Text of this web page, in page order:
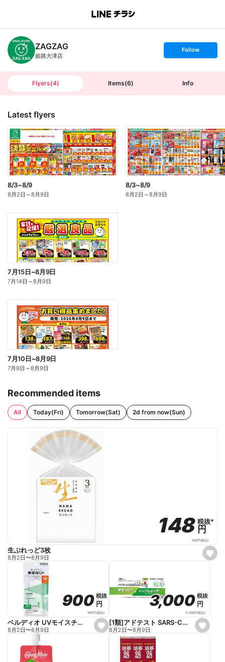
B
n
c
h
T
ZAGZAG
姫路大津店
s
t
o
l
Follow
Flyers(4) Items(6) Info
Latest flyers
8/3~8/9
8月2日 ～8月9日
8/3~8/9
8月2日 ～8月9日
7月15日~8月9日
7月14日 ～8月9日
7月10日~8月9日
7月9日 ～8月9日
Recommended items
All Today(Fri) Tomorrow(Sat) 2d from now(Sun)
s
e
148
148税抜*
税抜*
円
円
160円(税込)
生ぶれっど3枚
8月2日〜8月9日
s
e
900
900税抜
税抜
円
円
990円(税込)
ベルディオ UVモイスチャージェルN 80g
8月2日〜8月9日
s
e
3,000
3,000 税抜
税抜
円
円
3,300円(税込)
[1類]アドテスト SARS-CoV-2/Flu(一般用)
8月2日〜8月9日